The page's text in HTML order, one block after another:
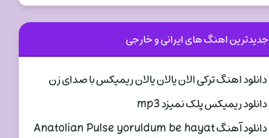
جدیدترین اهنگ های ایرانی و خارجی
دانلود اهنگ ترکی الان یالان یالان ریمیکس با صدای زن
دانلود ریمیکس پلک نمیزد mp3
دانلود آهنگ Anatolian Pulse yoruldum be hayat